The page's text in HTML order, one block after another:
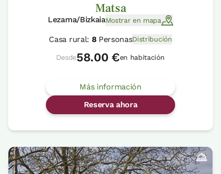
Matsa
Lezama/BizkaiaMostrar en mapa
Casa rural: 8PersonasDistribución
Desde58.00 €en habitación
Más información
Reserva ahora